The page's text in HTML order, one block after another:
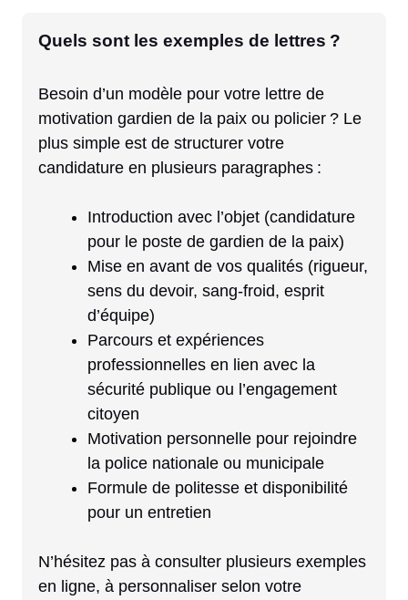
Quels sont les exemples de lettres ?
Besoin d’un modèle pour votre lettre de
motivation gardien de la paix ou policier ? Le
plus simple est de structurer votre
candidature en plusieurs paragraphes :
Introduction avec l’objet (candidature
pour le poste de gardien de la paix)
Mise en avant de vos qualités (rigueur,
sens du devoir, sang-froid, esprit
d’équipe)
Parcours et expériences
professionnelles en lien avec la
sécurité publique ou l’engagement
citoyen
Motivation personnelle pour rejoindre
la police nationale ou municipale
Formule de politesse et disponibilité
pour un entretien
N’hésitez pas à consulter plusieurs exemples
en ligne, à personnaliser selon votre